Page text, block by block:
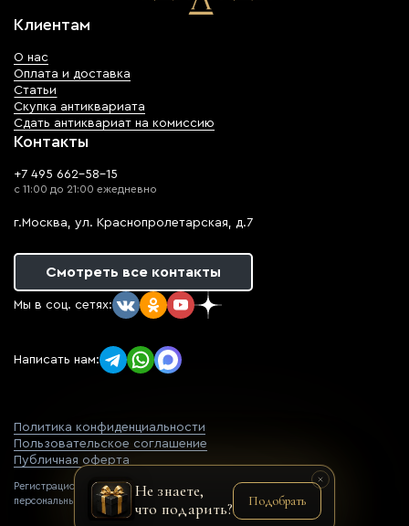
Клиентам
О нас
Оплата и доставка
Статьи
Скупка антиквариата
Сдать антиквариат на комиссию
Контакты
+7 495 662-58-15
с 11:00 до 21:00 ежедневно
г.Москва, ул. Краснопролетарская, д.7
Смотреть все контакты
Мы в соц. сетях:
Написать нам:
Политика конфиденциальности
Пользовательское соглашение
Публичная оферта
Регистрационный номер оператора
персональных данных: 77-22-069752
Не знаете,
что подарить?
Подобрать